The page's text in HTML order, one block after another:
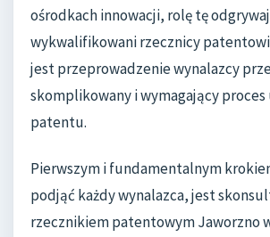
ośrodkach innowacji, rolę tę
wykwalifikowani rzecznicy
jest przeprowadzenie wynalazcy
skomplikowany i wymagający proces
patentu.
Pierwszym i fundamentalnym
podjąć każdy wynalazca, jest
rzecznikiem patentowym Jaworzno